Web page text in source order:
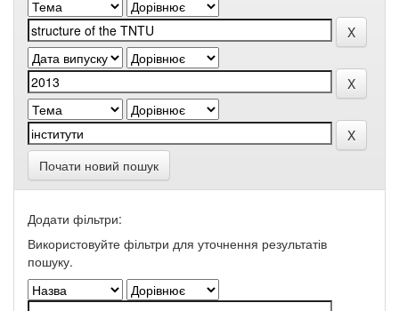
Почати новий пошук
Додати фільтри:
Використовуйте фільтри для уточнення результатів
пошуку.